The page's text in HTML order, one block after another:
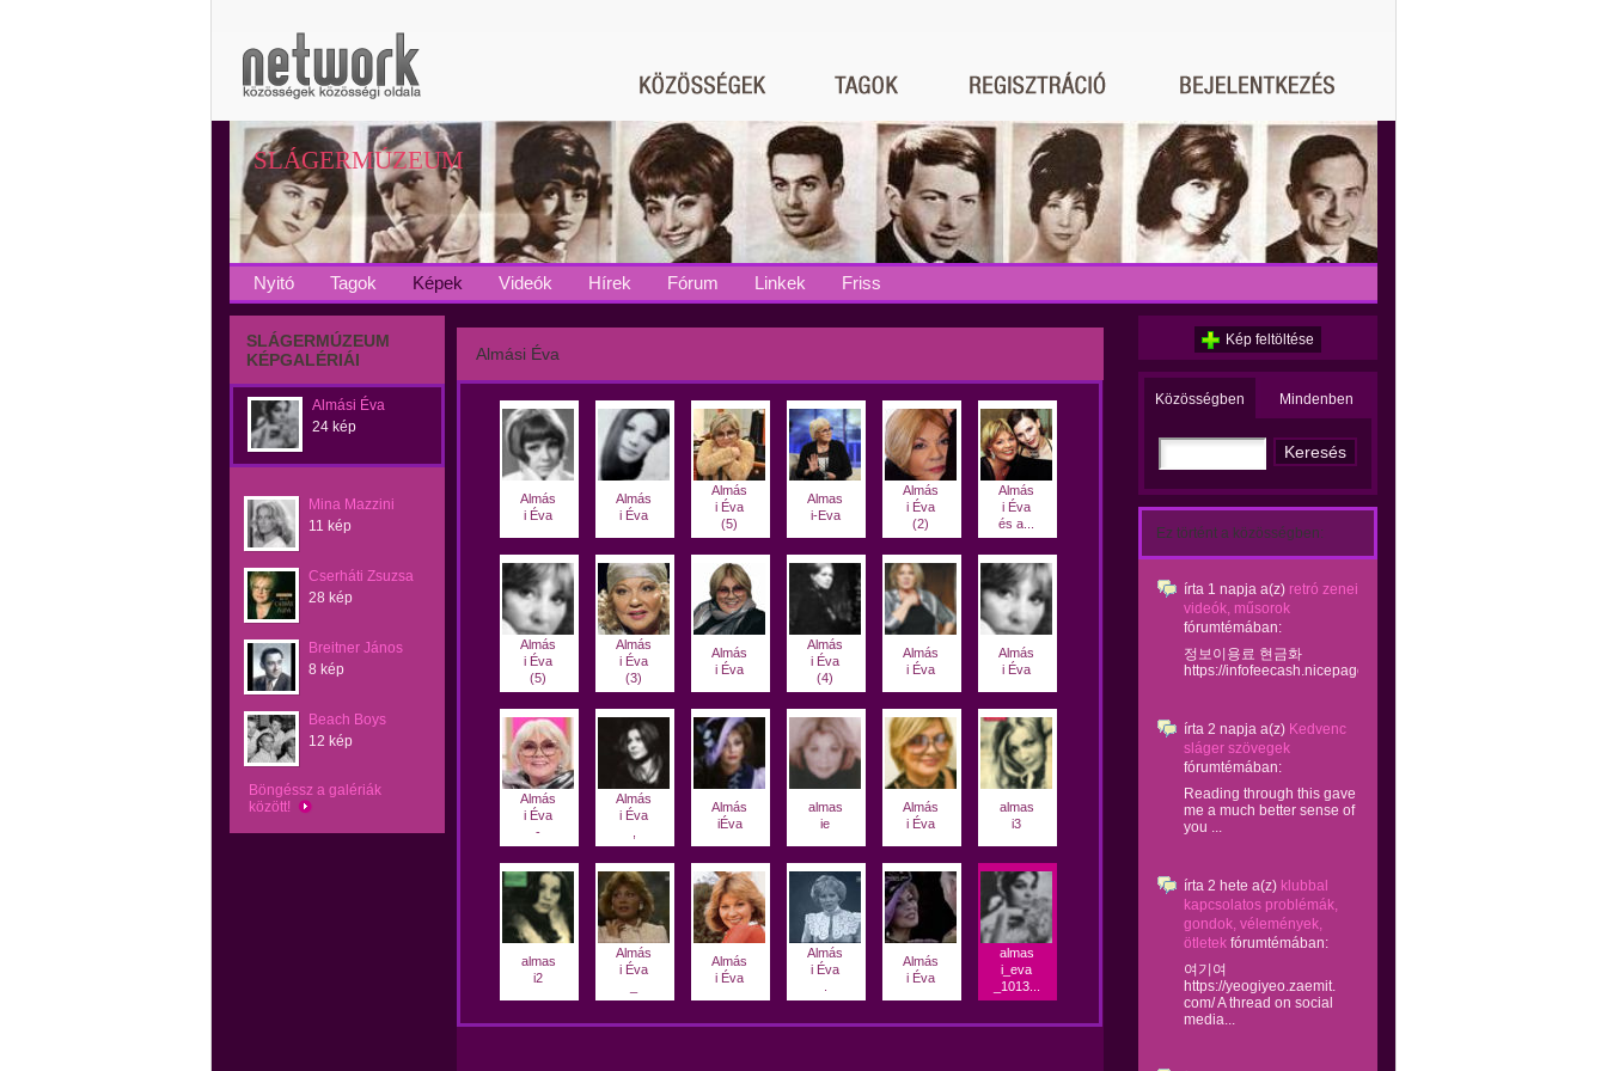
SLÁGERMÚZEUM
Nyitó Tagok Képek Videók Hírek Fórum Linkek Friss
SLÁGERMÚZEUM
KÉPGALÉRIÁI
Almási Éva
24 kép
Mina Mazzini
11 kép
Cserháti Zsuzsa
28 kép
Breitner János
8 kép
Beach Boys
12 kép
Böngéssz a galériák
között!
Almási Éva
Almás
i Éva
Almás
i Éva
Almás
i Éva
(5)
Almas
i-Eva
Almás
i Éva
(2)
Almás
i Éva
és a...
Almás
i Éva
(5)
Almás
i Éva
(3)
Almás
i Éva
Almás
i Éva
(4)
Almás
i Éva
Almás
i Éva
Almás
i Éva
-
Almás
i Éva
Almás
iÉva
almas
ie
Almás
i Éva
almas
i3
almas
i2
Almás
i Éva
Almás
i Éva
Almás
i Éva
Almás
i Éva
almas
i_eva
_1013...
Kép feltöltése
Közösségben Mindenben
Ez történt a közösségben:
írta 1 napja a(z) retró zenei
videók, műsorok
fórumtémában:
정보이용료 현금화
https://infofeecash.nicepage...
írta 2 napja a(z) Kedvenc
sláger szövegek
fórumtémában:
Reading through this gave
me a much better sense of
you ...
írta 2 hete a(z) klubbal
kapcsolatos problémák,
gondok, vélemények,
ötletek fórumtémában:
여기여
https://yeogiyeo.zaemit.
com/ A thread on social
media...